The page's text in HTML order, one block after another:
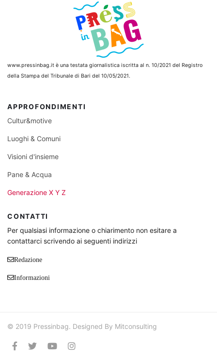
www.pressinbag.it è una testata giornalistica iscritta al n. 10/2021 del Registro
della Stampa del Tribunale di Bari del 10/05/2021.
APPROFONDIMENTI
Cultur&motive
Luoghi & Comuni
Visioni d'insieme
Pane & Acqua
Generazione X Y Z
CONTATTI
Per qualsiasi informazione o chiarimento non esitare a
contattarci scrivendo ai seguenti indirizzi
Redazione
Informazioni
© 2019 Pressinbag. Designed By Mitconsulting